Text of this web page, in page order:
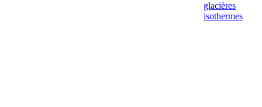
glacières
isothermes